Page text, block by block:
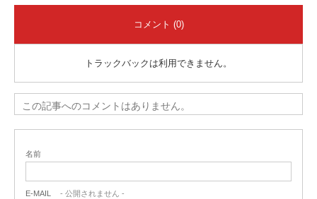
コメント (0)
トラックバックは利用できません。
この記事へのコメントはありません。
名前
E-MAIL - 公開されません -